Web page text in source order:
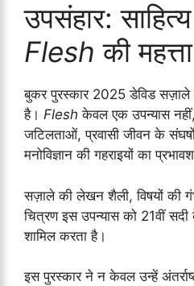
उपसंहार:
Flesh की महत्ता
बुकर पुरस्कार 2025 डेविड सज़ाले
है। Flesh केवल एक उपन्यास
जटिलताओं, प्रवासी जीवन के
मनोविज्ञान की गहराइयों का
सज़ाले की लेखन शैली, विषयों की
चित्रण इस उपन्यास को 21वीं सदी
शामिल करता है।
इस पुरस्कार ने न केवल उन्हें